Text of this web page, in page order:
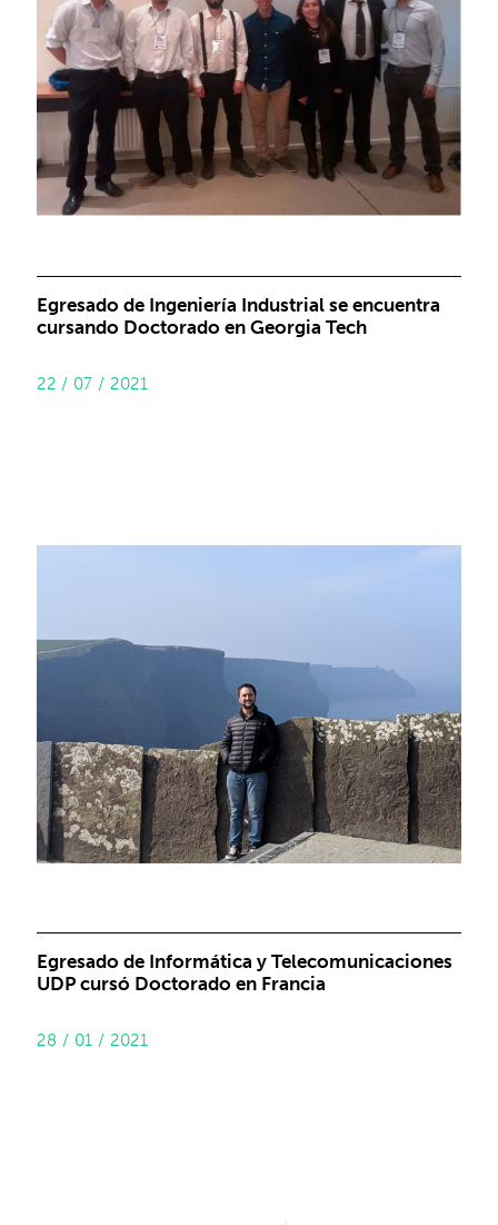
Egresado de Ingeniería Industrial se encuentra
cursando Doctorado en Georgia Tech
22 / 07 / 2021
Egresado de Informática y Telecomunicaciones
UDP cursó Doctorado en Francia
28 / 01 / 2021